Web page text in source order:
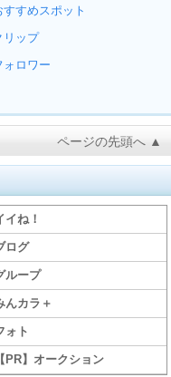
すすめスポット
リップ
ォロワー
ページの先頭へ ▲
イね！
ログ
ループ
んカラ＋
ォト
【PR】オークション